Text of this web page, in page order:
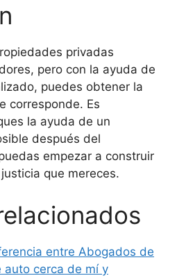
privadas
pero con la ayuda de
puedes obtener la
corresponde. Es
la ayuda de un
después del
empezar a construir
que mereces.
entre Abogados de
auto cerca de mí y